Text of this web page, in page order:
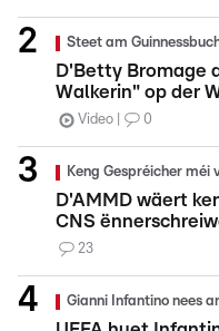
Steet am
D'Betty Bromage
Walkerin" op der
Video 0
Keng Gespréicher méi
D'AMMD wäert
CNS
23
Gianni Infantino nees